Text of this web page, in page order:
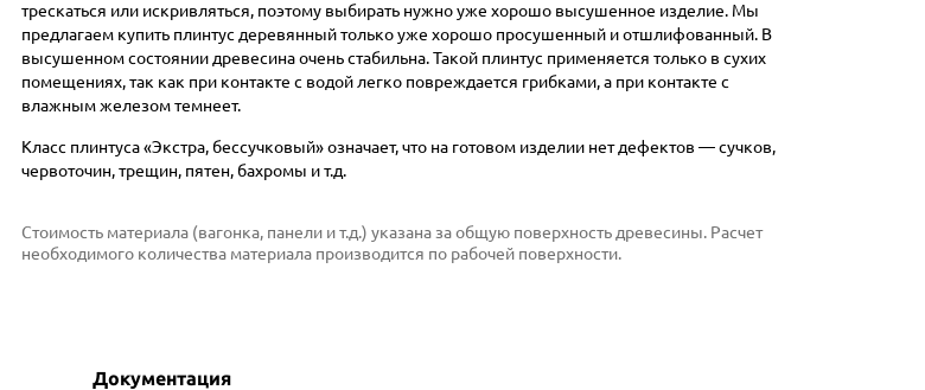
трескаться или искривляться, поэтому выбирать нужно уже хорошо высушенное изделие. Мы
предлагаем купить плинтус деревянный только уже хорошо просушенный и отшлифованный. В
высушенном состоянии древесина очень стабильна. Такой плинтус применяется только в сухих
помещениях, так как при контакте с водой легко повреждается грибками, а при контакте с
влажным железом темнеет.
Класс плинтуса «Экстра, бессучковый» означает, что на готовом изделии нет дефектов — сучков,
червоточин, трещин, пятен, бахромы и т.д.
Стоимость материала (вагонка, панели и т.д.) указана за общую поверхность древесины. Расчет
необходимого количества материала производится по рабочей поверхности.
Документация